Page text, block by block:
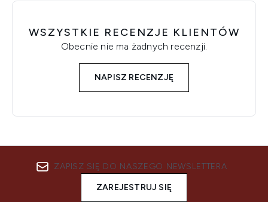
WSZYSTKIE RECENZJE KLIENTÓW
Obecnie nie ma żadnych recenzji.
NAPISZ RECENZJĘ
ZAPISZ SIĘ DO NASZEGO NEWSLETTERA
ZAREJESTRUJ SIĘ